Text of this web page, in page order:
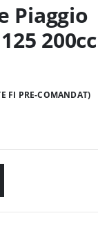
Piaggio
200cc
FI PRE-COMANDAT)